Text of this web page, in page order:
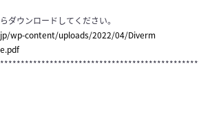
ダウンロードしてください。
wp-content/uploads/2022/04/Diverm